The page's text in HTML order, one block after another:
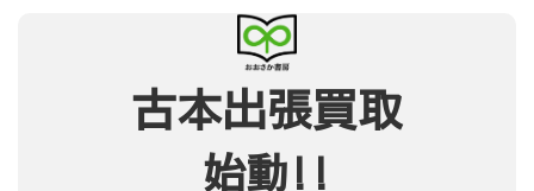
古本出張買取
始動!!